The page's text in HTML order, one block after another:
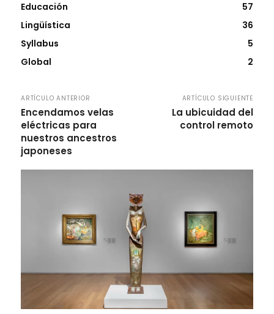
Educación
57
Lingüística
36
Syllabus
5
Global
2
ARTÍCULO ANTERIOR
Encendamos velas
eléctricas para
nuestros ancestros
japoneses
ARTÍCULO SIGUIENTE
La ubicuidad del
control remoto